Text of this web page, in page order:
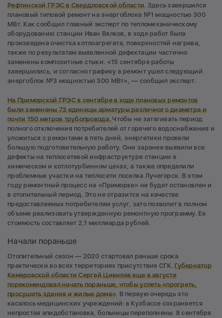
Рефтинской ГРЭС в Свердловской области. Здесь завершился
плановый типовой ремонт на энергоблоке №1 мощностью 300
МВт. Как сообщил главный эксперт по тепломеханическому
оборудованию станции Иван Вялков, в ходе работ была
произведена очистка котлоагрегата, поверхностей нагрева,
также по результатам выявленной дефектации частично
заменены композитные стыки. «15 сентября работы
завершились, и согласно графику в ремонт ушел следующий
энергоблок №3 мощностью 300 МВт», — сообщил эксперт.
На Приморской ГРЭС в сентябре в ходе плановых ремонтов
были заменены 73 единицы арматуры различного диаметра и
почти 150 метров трубопровода.Чтобы не затягивать период
полного отключения потребителей от горячего водоснабжения и
уложиться с ремонтами в пять дней, энергетики провели
большую подготовительную работу. Они заранее выявили все
дефекты на теплосетевой инфраструктуре станции в
химическом и котлотурбинном цехах, а также определили
проблемные участки на теплосети поселка Лучегорск. В этом
году ремонтный процесс на «Приморке» не будет остановлен и
в отопительный период. Это не отразится на качестве
предоставляемых потребителям услуг, зато позволит в полном
объеме реализовать утвержденную ремонтную программу. Ее
стоимость составляет 2,1 миллиарда рублей.
Начали пораньше
Отопительный сезон — 2020 стартовал раньше срока
практически во всех территориях присутствия СГК.Губернатор
Кемеровской области Сергей Цивилев еще в августе
порекомендовал начать пораньше, чтобы успеть «прогреть,
просушить здания и жилые дома». В первую очередь это
касалось медицинских учреждений: в Кузбассе сохраняется
непростая эпидобстановка, больницы переполнены. 8 сентября